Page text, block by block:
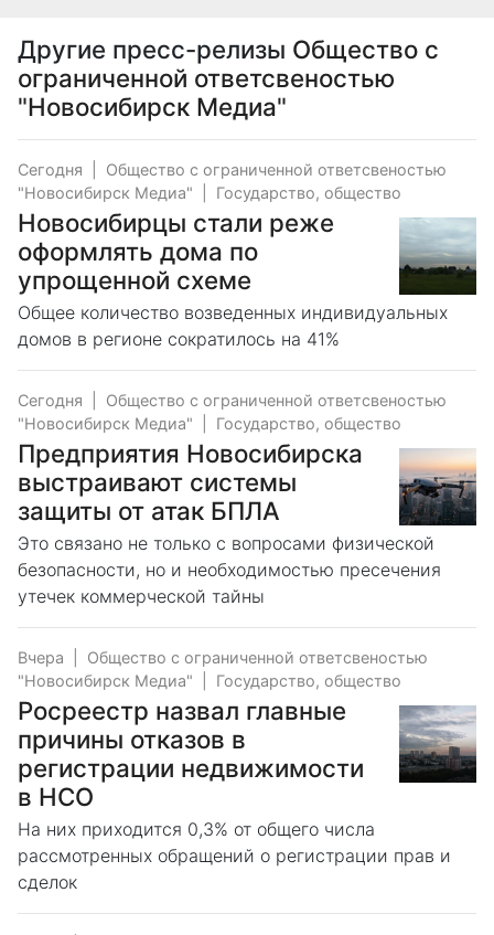
Другие пресс-релизы Общество с
ограниченной ответсвеностью
"Новосибирск Медиа"
Сегодня
Общество с ограниченной ответсвеностью
"Новосибирск Медиа"
Государство, общество
Новосибирцы стали реже
оформлять дома по
упрощенной схеме
Общее количество возведенных индивидуальных
домов в регионе сократилось на 41%
Сегодня
Общество с ограниченной ответсвеностью
"Новосибирск Медиа"
Государство, общество
Предприятия Новосибирска
выстраивают системы
защиты от атак БПЛА
Это связано не только с вопросами физической
безопасности, но и необходимостью пресечения
утечек коммерческой тайны
Вчера
Общество с ограниченной ответсвеностью
"Новосибирск Медиа"
Государство, общество
Росреестр назвал главные
причины отказов в
регистрации недвижимости
в НСО
На них приходится 0,3% от общего числа
рассмотренных обращений о регистрации прав и
сделок